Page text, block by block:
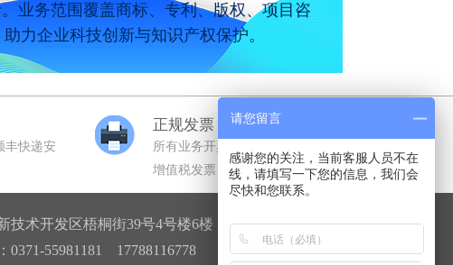
业务范围覆盖商标、专利、版权、项目咨
力企业科技创新与知识产权保护。
丰快递安
正规发票
所有业务开具全额正规机打
增值税发票
技术开发区梧桐街39号4号楼6楼
0371-55981181 17788116778
请您留言
感谢您的关注，当前客服人员不在
线，请填写一下您的信息，我们会
尽快和您联系。